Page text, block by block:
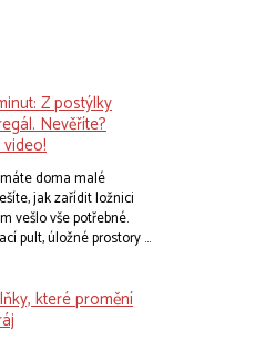
Z postýlky
Nevěříte?
doma malé
jak zařídit ložnici
vešlo vše potřebné.
pult, úložné prostory ...
handu. A teď si
kouzelné řešení,
které promění